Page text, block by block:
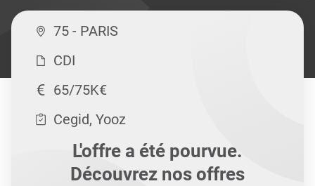
75 - PARIS
CDI
65/75K€
Cegid, Yooz
L'offre a été pourvue.
Découvrez nos offres